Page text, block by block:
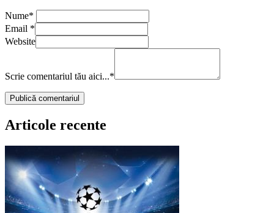
Nume*
Email *
Website
Scrie comentariul tău aici...*
Articole recente